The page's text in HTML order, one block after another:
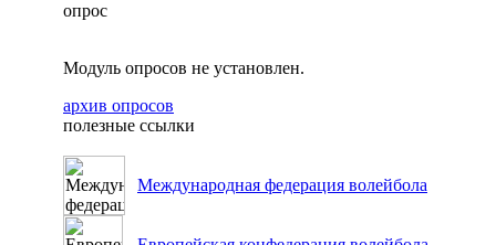
опрос
Модуль опросов не установлен.
архив опросов
полезные ссылки
Международная федерация волейбола